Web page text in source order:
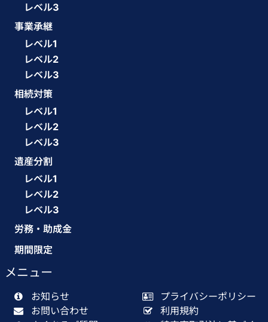
レベル3
事業承継
レベル1
レベル2
レベル3
相続対策
レベル1
レベル2
レベル3
遺産分割
レベル1
レベル2
レベル3
労務・助成金
期間限定
メニュー
お知らせ
お問い合わせ
プライバシーポリシー
利用規約